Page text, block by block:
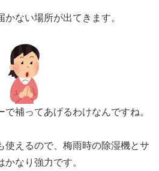
ない場所が出てきます。
補ってあげるわけなんですね。
使えるので、梅雨時の除湿機とサ
なり強力です。